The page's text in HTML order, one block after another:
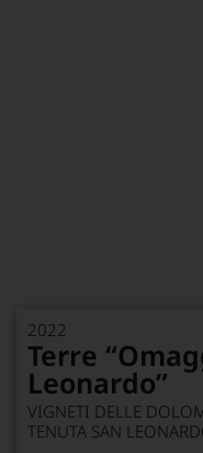
2022
Terre
Leonardo”
VIGNETI DELLE
TENUTA SAN